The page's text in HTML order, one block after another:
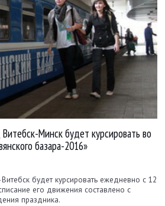
Минск будет курсировать во
базара-2016»
будет курсировать ежедневно с 12
его движения составлено с
праздника.